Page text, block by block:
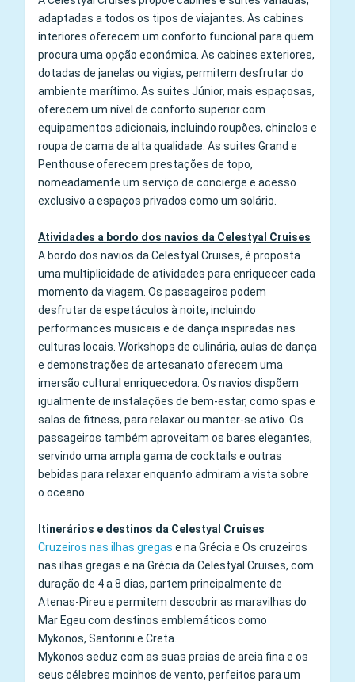
adaptadas a todos os tipos de viajantes. As cabines
interiores oferecem um conforto funcional para quem
procura uma opção económica. As cabines exteriores,
dotadas de janelas ou vigias, permitem desfrutar do
ambiente marítimo. As suites Júnior, mais espaçosas,
oferecem um nível de conforto superior com
equipamentos adicionais, incluindo roupões, chinelos e
roupa de cama de alta qualidade. As suites Grand e
Penthouse oferecem prestações de topo,
nomeadamente um serviço de concierge e acesso
exclusivo a espaços privados como um solário.
Atividades a bordo dos navios da Celestyal Cruises
A bordo dos navios da Celestyal Cruises, é proposta
uma multiplicidade de atividades para enriquecer cada
momento da viagem. Os passageiros podem
desfrutar de espetáculos à noite, incluindo
performances musicais e de dança inspiradas nas
culturas locais. Workshops de culinária, aulas de dança
e demonstrações de artesanato oferecem uma
imersão cultural enriquecedora. Os navios dispõem
igualmente de instalações de bem-estar, como spas e
salas de fitness, para relaxar ou manter-se ativo. Os
passageiros também aproveitam os bares elegantes,
servindo uma ampla gama de cocktails e outras
bebidas para relaxar enquanto admiram a vista sobre
o oceano.
Itinerários e destinos da Celestyal Cruises
Cruzeiros nas ilhas gregas e na Grécia e Os cruzeiros
nas ilhas gregas e na Grécia da Celestyal Cruises, com
duração de 4 a 8 dias, partem principalmente de
Atenas-Pireu e permitem descobrir as maravilhas do
Mar Egeu com destinos emblemáticos como
Mykonos, Santorini e Creta.
Mykonos seduz com as suas praias de areia fina e os
seus célebres moinhos de vento, perfeitos para um